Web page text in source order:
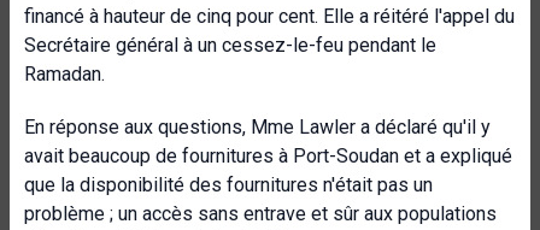
financé à hauteur de cinq pour cent. Elle a réitéré l'appel du
Secrétaire général à un cessez-le-feu pendant le
Ramadan.
En réponse aux questions, Mme Lawler a déclaré qu'il y
avait beaucoup de fournitures à Port-Soudan et a expliqué
que la disponibilité des fournitures n'était pas un
problème ; un accès sans entrave et sûr aux populations